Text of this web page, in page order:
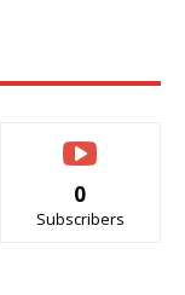
0
Subscribers